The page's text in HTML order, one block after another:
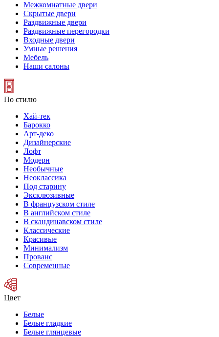
Межкомнатные двери
Скрытые двери
Раздвижные двери
Раздвижные перегородки
Входные двери
Умные решения
Мебель
Наши салоны
По стилю
Хай-тек
Барокко
Арт-деко
Дизайнерские
Лофт
Модерн
Необычные
Неоклассика
Под старину
Эксклюзивные
В французском стиле
В английском стиле
В скандинавском стиле
Классические
Красивые
Минимализм
Прованс
Современные
Цвет
Белые
Белые гладкие
Белые глянцевые